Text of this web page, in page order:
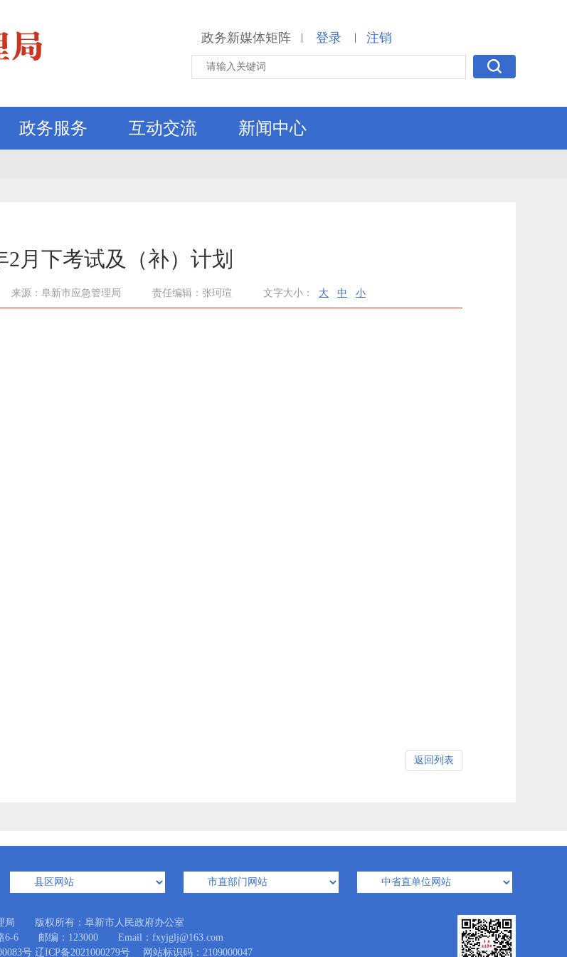
政务新媒体矩阵 | 登录 | 注销
政务服务 互动交流 新闻中心
2月下考试及（补）计划
来源：阜新市应急管理局 责任编辑：张珂瑄 文字大小： 大 中 小
返回列表
局 版权所有：阜新市人民政府办公室
路6-6 邮编：123000 Email：fxyjglj@163.com
号 辽ICP备2021000279号 网站标识码：2109000047